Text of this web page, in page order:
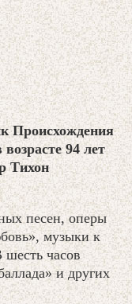
Происхождения
94 лет
Тихон
песен, оперы
музыки к
часов
и других